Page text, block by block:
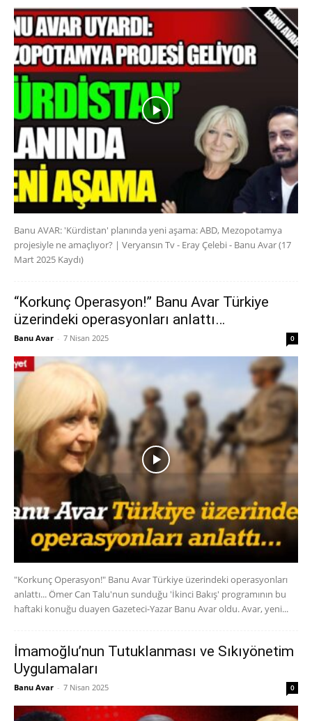
Banu AVAR: 'Kürdistan' planında yeni aşama: ABD, Mezopotamya
projesiyle ne amaçlıyor? | Veryansın Tv - Eray Çelebi - Banu Avar (17
Mart 2025 Kaydı)
“Korkunç Operasyon!” Banu Avar Türkiye
üzerindeki operasyonları anlattı…
Banu Avar - 7 Nisan 2025 0
"Korkunç Operasyon!" Banu Avar Türkiye üzerindeki operasyonları
anlattı... Ömer Can Talu'nun sunduğu 'İkinci Bakış' programının bu
haftaki konuğu duayen Gazeteci-Yazar Banu Avar oldu. Avar, yeni...
İmamoğlu’nun Tutuklanması ve Sıkıyönetim
Uygulamaları
Banu Avar - 7 Nisan 2025 0